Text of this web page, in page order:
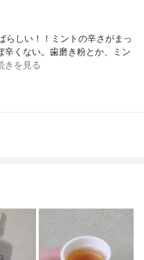
らしい！！ミントの辛さがまっ
くない。歯磨き粉とか、ミン
きを見る